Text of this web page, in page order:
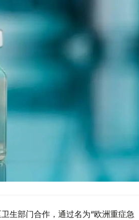
生部门合作，通过名为“欧洲重症急